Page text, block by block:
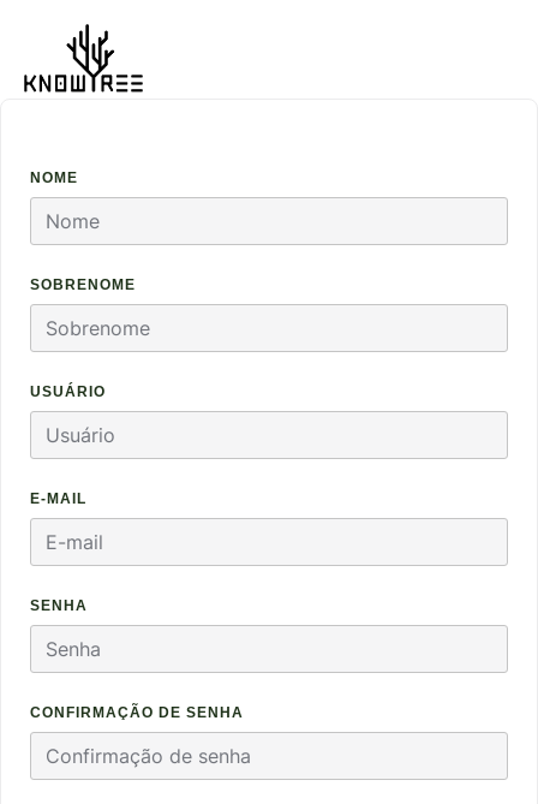
NOME
SOBRENOME
USUÁRIO
E-MAIL
SENHA
CONFIRMAÇÃO DE SENHA